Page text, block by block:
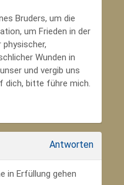
Bruders, um die
um Frieden in der
physischer,
Wunden in
und vergib uns
dich, bitte führe mich.
Antworten
in Erfüllung gehen